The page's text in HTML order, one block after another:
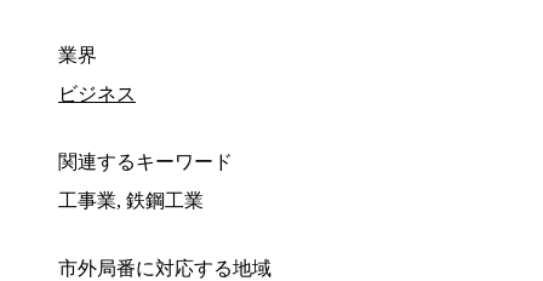
業界
ビジネス
関連するキーワード
工事業, 鉄鋼工業
市外局番に対応する地域